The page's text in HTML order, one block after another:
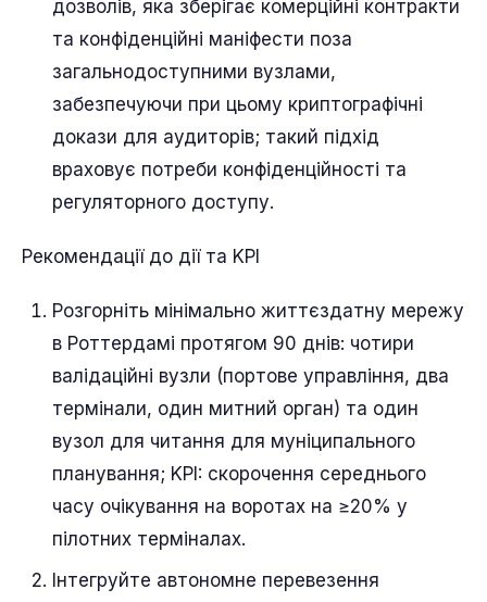
дозволів, яка зберігає комерційні контракти
та конфіденційні маніфести поза
загальнодоступними вузлами,
забезпечуючи при цьому криптографічні
докази для аудиторів; такий підхід
враховує потреби конфіденційності та
регуляторного доступу.
Рекомендації до дії та KPI
Розгорніть мінімально життєздатну мережу
в Роттердамі протягом 90 днів: чотири
валідаційні вузли (портове управління, два
термінали, один митний орган) та один
вузол для читання для муніципального
планування; KPI: скорочення середнього
часу очікування на воротах на ≥20% у
пілотних терміналах.
Інтегруйте автономне перевезення